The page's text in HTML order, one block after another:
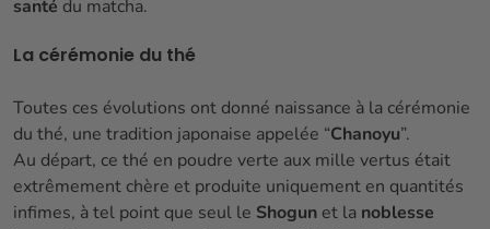
santé du matcha.
La cérémonie du thé
Toutes ces évolutions ont donné naissance à la cérémonie
du thé, une tradition japonaise appelée “Chanoyu”.
Au départ, ce thé en poudre verte aux mille vertus était
extrêmement chère et produite uniquement en quantités
infimes, à tel point que seul le Shogun et la noblesse